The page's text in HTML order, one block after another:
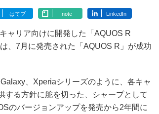
はてブ note LinkedIn
ャリア向けに開発した「AQUOS R
、7月に発売された「AQUOS R」が成功
、Xperiaシリーズのように、各キャ
する方針に舵を切った、シャープとして
のバージョンアップを発売から2年間に